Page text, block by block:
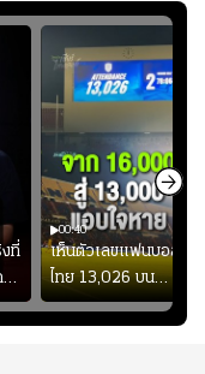
ที่
ส
00:40
เห็นตัวเลขแฟนบอล
ไทย 13,026 บน
สกอร์บอร์ดแล้วแอบ
ใจหาย น้อยกว่านัดที่